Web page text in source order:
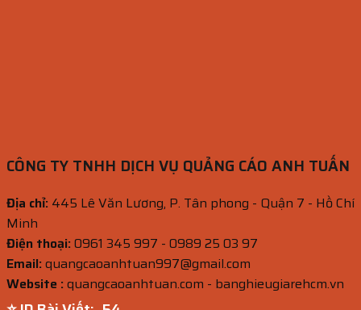
CÔNG TY TNHH DỊCH VỤ QUẢNG CÁO ANH TUẤN
Địa chỉ: 445 Lê Văn Lương, P. Tân phong - Quận 7 - Hồ Chí
Minh
Điện thoại:0961 345 997 - 0989 25 03 97
Email:quangcaoanhtuan997@gmail.com
Website :quangcaoanhtuan.com - banghieugiarehcm.vn